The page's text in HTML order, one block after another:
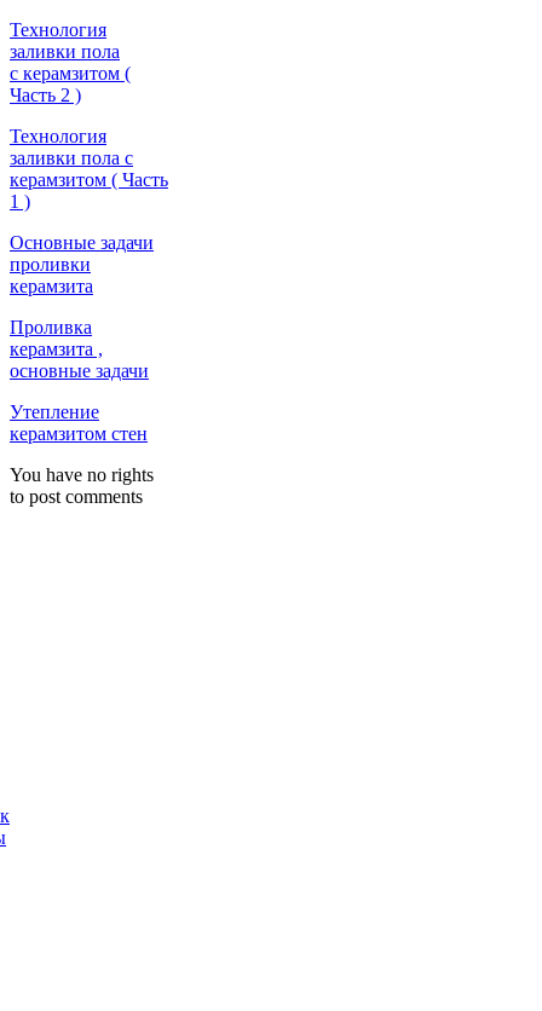
Технология
заливки пола
с керамзитом (
Часть 2 )
Технология
заливки пола с
керамзитом ( Часть
1 )
Основные задачи
проливки
керамзита
Проливка
керамзита ,
основные задачи
Утепление
керамзитом стен
You have no rights
to post comments